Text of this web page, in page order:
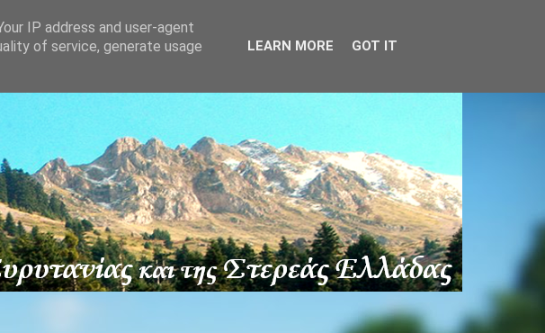
IP address and user-agent
of service, generate usage
LEARN MORE GOT IT